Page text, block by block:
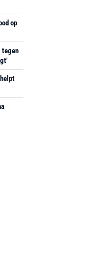
op
tegen